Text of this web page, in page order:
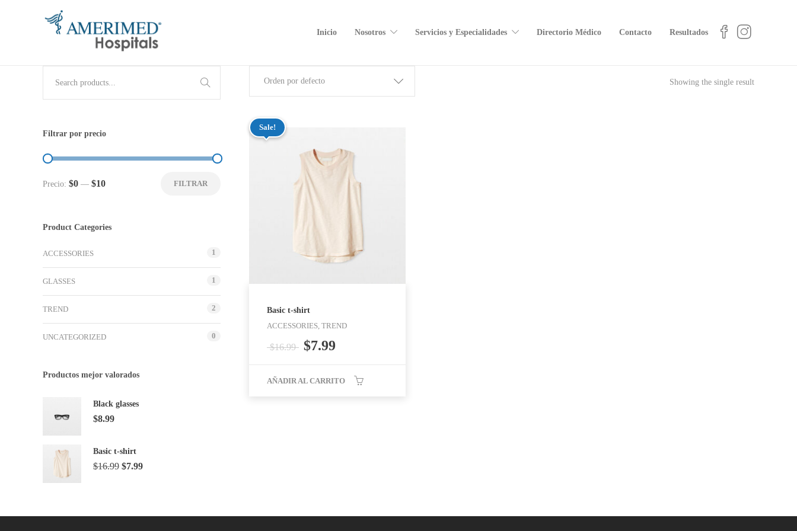
Inicio Nosotros Servicios y Especialidades Directorio Médico Contacto Resultados
Showing the single result
Orden por defecto
Sale!
Basic t-shirt
ACCESSORIES, TREND
$16.99 $7.99
AÑADIR AL CARRITO
up
down
to
result.
enter
to
go
to
the
selected
search
device
swipe
gestures.
Filtrar por precio
FILTRAR
Precio: $0 — $10
Product Categories
ACCESSORIES 1
GLASSES 1
TREND 2
UNCATEGORIZED 0
Productos mejor valorados
Black glasses
$8.99
Basic t-shirt
$16.99 $7.99